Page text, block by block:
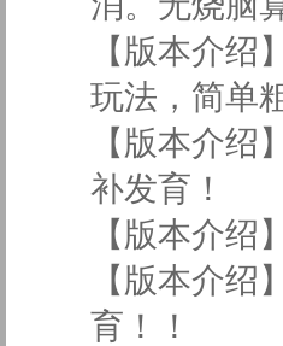
【版本介
玩法，简单
【版本介
补发育！
【版本介
【版本介
育！！